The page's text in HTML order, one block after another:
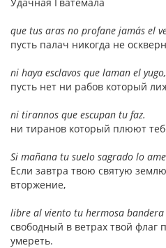
que tus aras no profane jamás el
пусть палач никогда не
ni haya esclavos que laman el yugo,
пусть нет ни рабов который
ni tirannos que escupan tu faz.
ни тиранов который плюют
Si mañana tu suelo sagrado lo
Если завтра твою святую
вторжение,
libre al viento tu hermosa
свободный в ветрах твой флаг
умереть.